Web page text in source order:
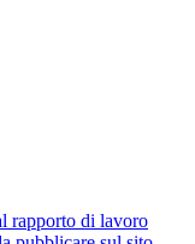
rapporto di lavoro